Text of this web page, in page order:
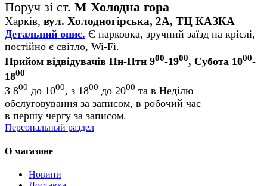
Поруч зі ст. М Холодна гора
Харків, вул. Холодногірська, 2А, ТЦ КАЗКА
Детальний опис. Є парковка, зручний заїзд на кріслі,
постійно є світло, Wi-Fi.
Прийом відвідувачів Пн-Птн 900-1900, Субота 1000-
1800
З 800 до 1000, з 1800 до 2000 та в Неділю
обслуговування за записом, в робочий час
в першу чергу за записом.
Персональный раздел
О магазине
Новини